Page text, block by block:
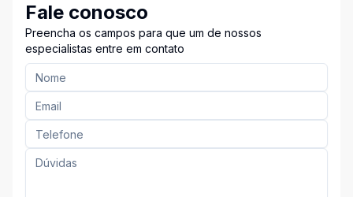
Fale conosco
Preencha os campos para que um de nossos
especialistas entre em contato